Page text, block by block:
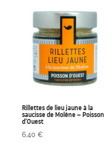
Rillettes de lieu jaune à la
saucisse de Molène – Poisson
d’Ouest
6,40 €